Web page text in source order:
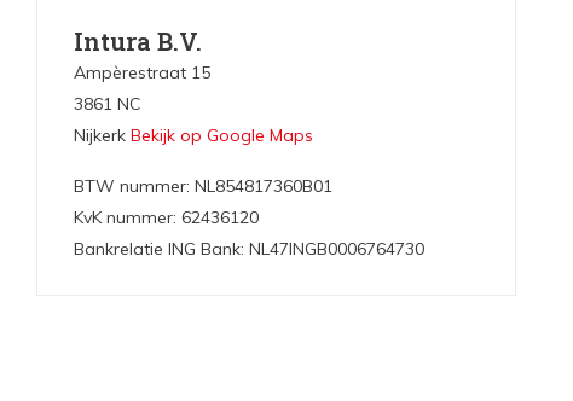
Intura B.V.
Ampèrestraat 15
3861 NC
NijkerkBekijk op Google Maps
BTW nummer: NL854817360B01
KvK nummer: 62436120
Bankrelatie ING Bank: NL47INGB0006764730